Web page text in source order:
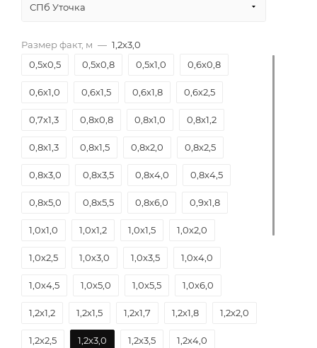
СПб Уточка
Размер факт, м — 1,2х3,0
0,5х0,5
0,5х0,8 0,5х1,0 0,6х0,8
0,6х1,0 0,6х1,5 0,6х1,8 0,6х2,5
0,7х1,3 0,8х0,8 0,8х1,0 0,8х1,2
0,8х1,3 0,8х1,5 0,8х2,0 0,8х2,5
0,8х3,0 0,8х3,5 0,8х4,0 0,8х4,5
0,8х5,0 0,8х5,5 0,8х6,0 0,9х1,8
1,0х1,0 1,0х1,2 1,0х1,5 1,0х2,0
1,0х2,5 1,0х3,0 1,0х3,5 1,0х4,0
1,0х4,5 1,0х5,0 1,0х5,5 1,0х6,0
1,2х1,2 1,2х1,5 1,2х1,7 1,2х1,8 1,2х2,0
1,2х2,5 1,2х3,0 1,2х3,5 1,2х4,0